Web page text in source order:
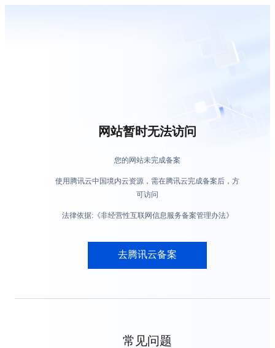
网站暂时无法访问
您的网站未完成备案
使用腾讯云中国境内云资源，需在腾讯云完成备案后，方
可访问
法律依据:《非经营性互联网信息服务备案管理办法》
去腾讯云备案
常见问题